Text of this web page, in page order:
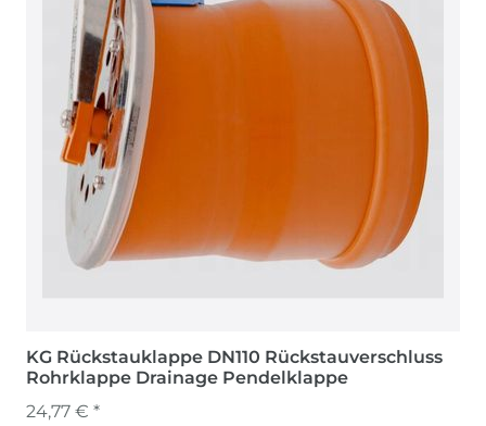
KG Rückstauklappe DN110 Rückstauverschluss
Rohrklappe Drainage Pendelklappe
24,77 € *